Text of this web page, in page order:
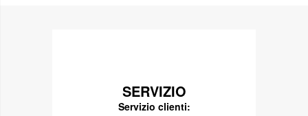
SERVIZIO
Servizio clienti: